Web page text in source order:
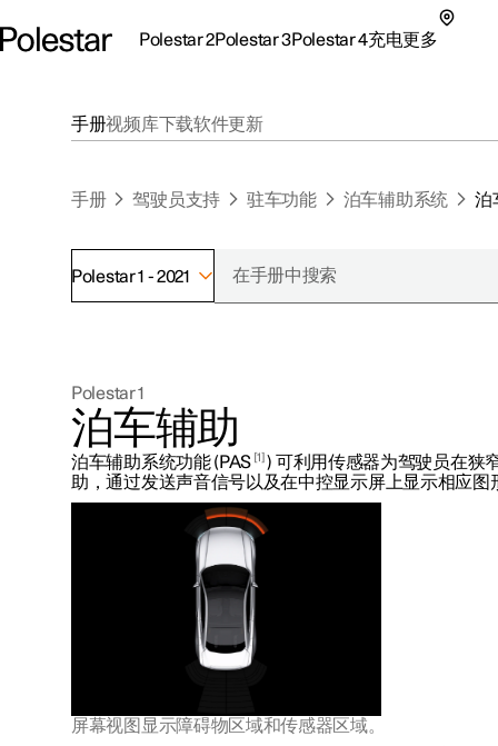
Polestar 2Polestar 3Polestar 4充电更多
联系我们
极星官方二手车
探索Polestar 3
联系我们
公共充电
家庭充电
车主服务
注册新闻
（在新窗
手册视频库下载软件更新
手册 驾驶员支持 驻车功能 泊车辅助系统 泊
Polestar 1 - 2021
Polestar 1
泊车辅助
泊车辅助系统功能 (PAS 1 ) 可利用传感器为驾驶员在狭
助，通过发送声音信号以及在中控显示屏上显示相应图
屏幕视图显示障碍物区域和传感器区域。